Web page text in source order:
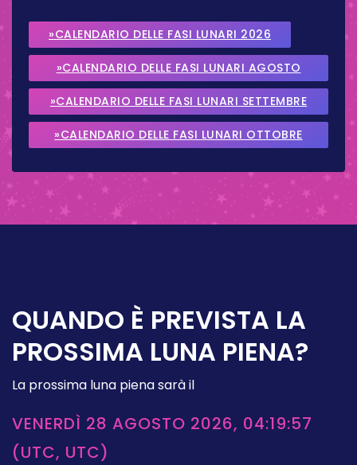
»CALENDARIO DELLE FASI LUNARI 2026
»CALENDARIO DELLE FASI LUNARI AGOSTO
2026
»CALENDARIO DELLE FASI LUNARI SETTEMBRE
2026
»CALENDARIO DELLE FASI LUNARI OTTOBRE
QUANDO È PREVISTA LA
PROSSIMA LUNA PIENA?
La prossima luna piena sarà il
VENERDÌ 28 AGOSTO 2026, 04:19:57
(UTC, UTC)